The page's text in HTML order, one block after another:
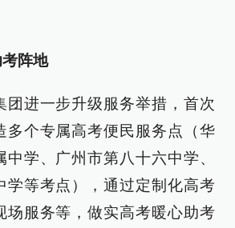
阵地
团进一步升级服务举措，首次
多个专属高考便民服务点（华
学、广州市第八十六中学、
学等考点），通过定制化高考
场服务等，做实高考暖心助考